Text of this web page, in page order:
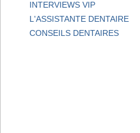
INTERVIEWS VIP
L'ASSISTANTE DENTAIRE
CONSEILS DENTAIRES